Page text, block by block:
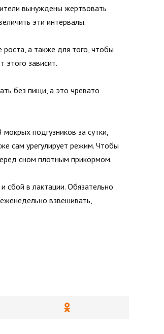
вынуждены жертвовать
эти интервалы.
а также для того, чтобы
этого зависит.
без пищи, а это чревато
подгузников за сутки,
сам урегулирует режим. Чтобы
сном плотным прикормом.
сбой в лактации. Обязательно
взвешивать,